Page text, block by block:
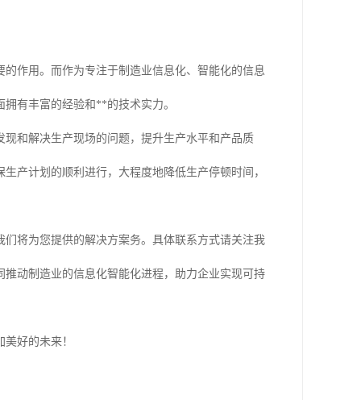
作用。而作为专注于制造业信息化、智能化的信息
有丰富的经验和**的技术实力。
和解决生产现场的问题，提升生产水平和产品质
产计划的顺利进行，大程度地降低生产停顿时间，
将为您提供的解决方案务。具体联系方式请关注我
动制造业的信息化智能化进程，助力企业实现可持
好的未来！